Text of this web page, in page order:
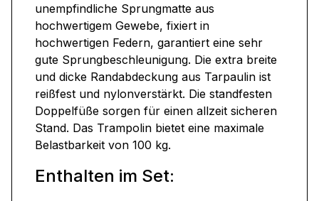
unempfindliche Sprungmatte aus
hochwertigem Gewebe, fixiert in
hochwertigen Federn, garantiert eine sehr
gute Sprungbeschleunigung. Die extra breite
und dicke Randabdeckung aus Tarpaulin ist
reißfest und nylonverstärkt. Die standfesten
Doppelfüße sorgen für einen allzeit sicheren
Stand. Das Trampolin bietet eine maximale
Belastbarkeit von 100 kg.
Enthalten im Set: